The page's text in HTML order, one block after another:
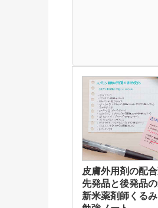
皮膚外用剤の配
先発品と後発品の
新米薬剤師くる